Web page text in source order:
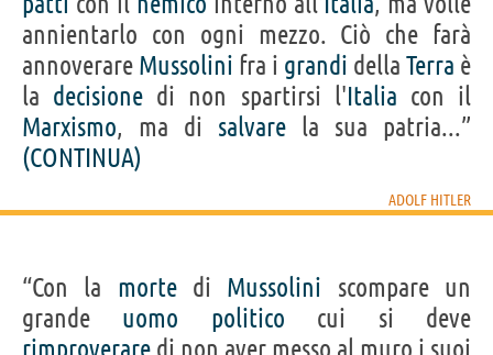
annientarlo con ogni mezzo. Ciò che farà
annoverare Mussolini fra i grandi della Terra è
la decisione di non spartirsi l'Italia con il
Marxismo, ma di salvare la sua patria...”
(CONTINUA)
ADOLF HITLER
“Con la mortedi Mussolini scompare un
grande uomo politico cui si deve